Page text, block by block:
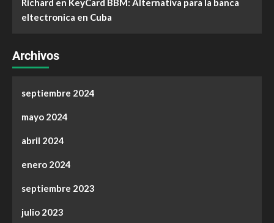
Richard en KeyCard BBM: Alternativa para la banca
eltectronica en Cuba
Archivos
septiembre 2024
mayo 2024
abril 2024
enero 2024
septiembre 2023
julio 2023